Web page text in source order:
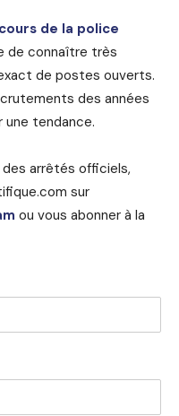
de la police
de connaître très
de postes ouverts.
des années
tendance.
arrêtés officiels,
sur
ou vous abonner à la